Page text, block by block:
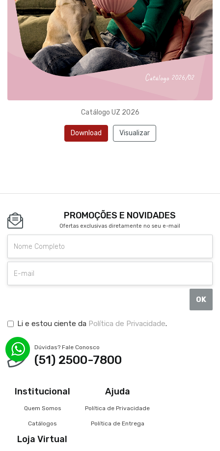
Catálogo UZ 2026
Download Visualizar
PROMOÇÕES E NOVIDADES
Ofertas exclusivas diretamente no seu e-mail
OK
Li e estou ciente da Política de Privacidade.
Dúvidas? Fale Conosco
(51) 2500-7800
Institucional
Quem Somos
Catálogos
Ajuda
Política de Privacidade
Política de Entrega
Loja Virtual